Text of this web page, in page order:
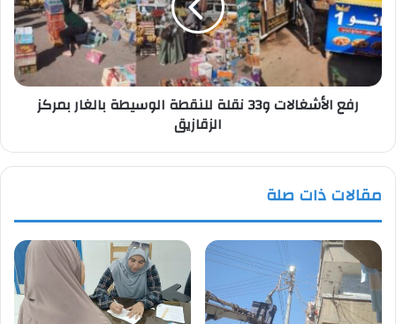
للنقطة
الوسيطة
بالغار
بمركز
الزقازيق
رفع الأشغالات و33 نقلة للنقطة الوسيطة بالغار بمركز
الزقازيق
مقالات ذات صلة